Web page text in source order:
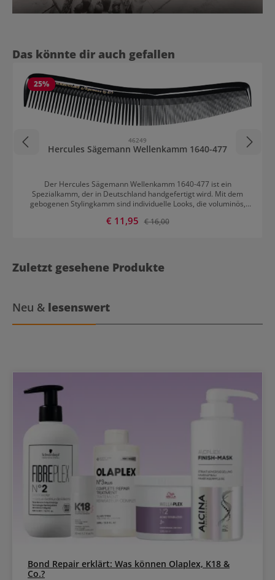
Produktgalerie überspringen
Das könnte dir auch gefallen
25%
46249
Hercules Sägemann Wellenkamm 1640-477
Der Hercules Sägemann Wellenkamm 1640-477 ist ein
Spezialkamm, der in Deutschland handgefertigt wird. Mit dem
gebogenen Stylingkamm sind individuelle Looks, die voluminös,
Der Kamm ist gratfrei, was gerade beim Toupieren oder Glätten
Verkaufspreis:
€ 11,95 Regulärer Preis:
€ 16,00
Zuletzt gesehene Produkte
Neu & lesenswert
Bond Repair erklärt: Was können Olaplex, K18 &
Co.?